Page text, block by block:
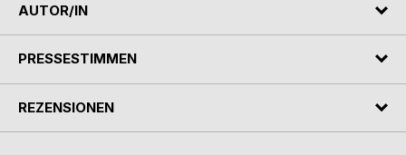
AUTOR/IN
PRESSESTIMMEN
REZENSIONEN